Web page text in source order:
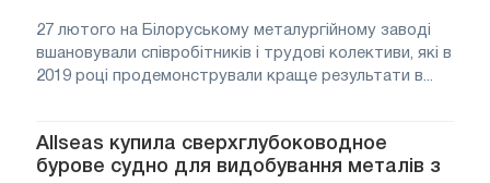
27 лютого на Білоруському металургійному заводі
вшановували співробітників і трудові колективи, які в
2019 році продемонстрували краще результати в...
Allseas купила сверхглубоководное
бурове судно для видобування металів з